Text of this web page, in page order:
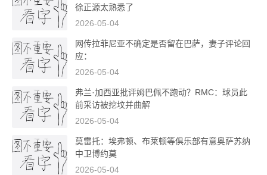
徐正源太熟悉了
2026-05-04
网传拉菲尼亚不确定是否留在巴萨，妻子评论回
应：
2026-05-04
弗兰·加西亚批评姆巴佩不跑动？RMC：球员此
前采访被挖坟并曲解
2026-05-04
莫雷托：埃弗顿、布莱顿等俱乐部有意奥萨苏纳
中卫博约莫
2026-05-04